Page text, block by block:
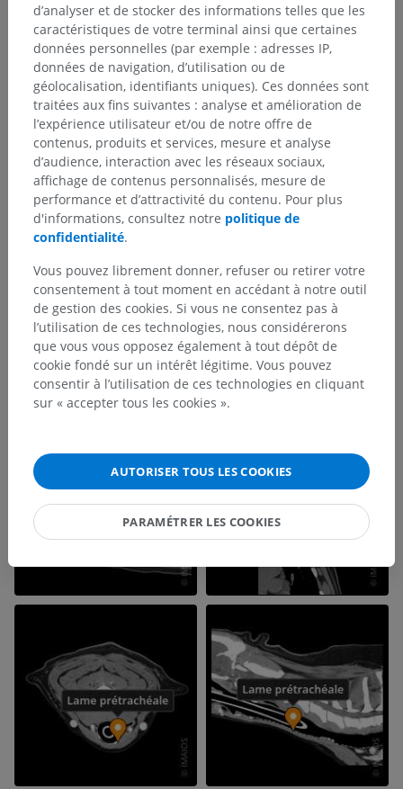
d’analyser et de stocker des informations telles que les
caractéristiques de votre terminal ainsi que certaines
données personnelles (par exemple : adresses IP,
données de navigation, d’utilisation ou de
géolocalisation, identifiants uniques). Ces données sont
traitées aux fins suivantes : analyse et amélioration de
l’expérience utilisateur et/ou de notre offre de
contenus, produits et services, mesure et analyse
d’audience, interaction avec les réseaux sociaux,
affichage de contenus personnalisés, mesure de
performance et d’attractivité du contenu. Pour plus
d'informations, consultez notre politique de
confidentialité.
Vous pouvez librement donner, refuser ou retirer votre
consentement à tout moment en accédant à notre outil
de gestion des cookies. Si vous ne consentez pas à
l’utilisation de ces technologies, nous considérerons
que vous vous opposez également à tout dépôt de
cookie fondé sur un intérêt légitime. Vous pouvez
consentir à l’utilisation de ces technologies en cliquant
sur « accepter tous les cookies ».
AUTORISER TOUS LES COOKIES
PARAMÉTRER LES COOKIES